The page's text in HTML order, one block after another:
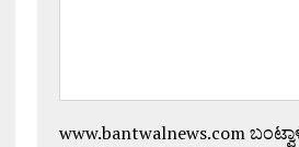
www.bantwalnews.com